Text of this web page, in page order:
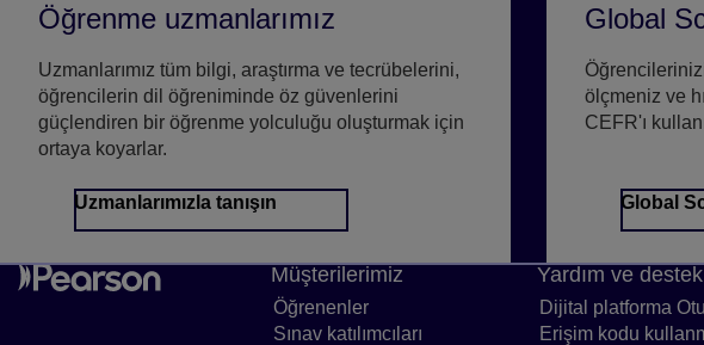
Öğrenme uzmanlarımız
Uzmanlarımız tüm bilgi, araştırma ve tecrübelerini,
öğrencilerin dil öğreniminde öz güvenlerini
güçlendiren bir öğrenme yolculuğu oluşturmak için
ortaya koyarlar.
Uzmanlarımızla tanışın
Global
ölçmeniz ve
CEFR'ı
Global
Müşterilerimiz
Öğrenenler Öğrenenler sayfaya bağlantı verme
Sınav katılımcıları Sınav katılımcıları sayfaya
Yardım ve destek
Dijital platforma
Erişim kodu